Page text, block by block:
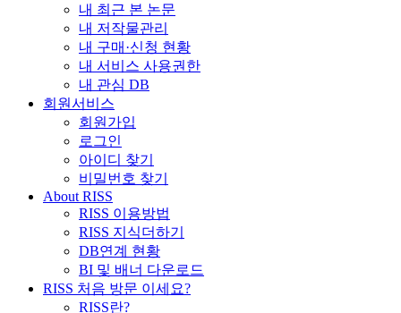
내 최근 본 논문
내 저작물관리
내 구매·신청 현황
내 서비스 사용권한
내 관심 DB
회원서비스
회원가입
로그인
아이디 찾기
비밀번호 찾기
About RISS
RISS 이용방법
RISS 지식더하기
DB연계 현황
BI 및 배너 다운로드
RISS 처음 방문 이세요?
RISS란?